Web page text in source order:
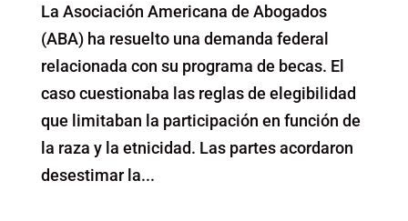
La Asociación Americana de Abogados
(ABA) ha resuelto una demanda federal
relacionada con su programa de becas. El
caso cuestionaba las reglas de elegibilidad
que limitaban la participación en función de
la raza y la etnicidad. Las partes acordaron
desestimar la...